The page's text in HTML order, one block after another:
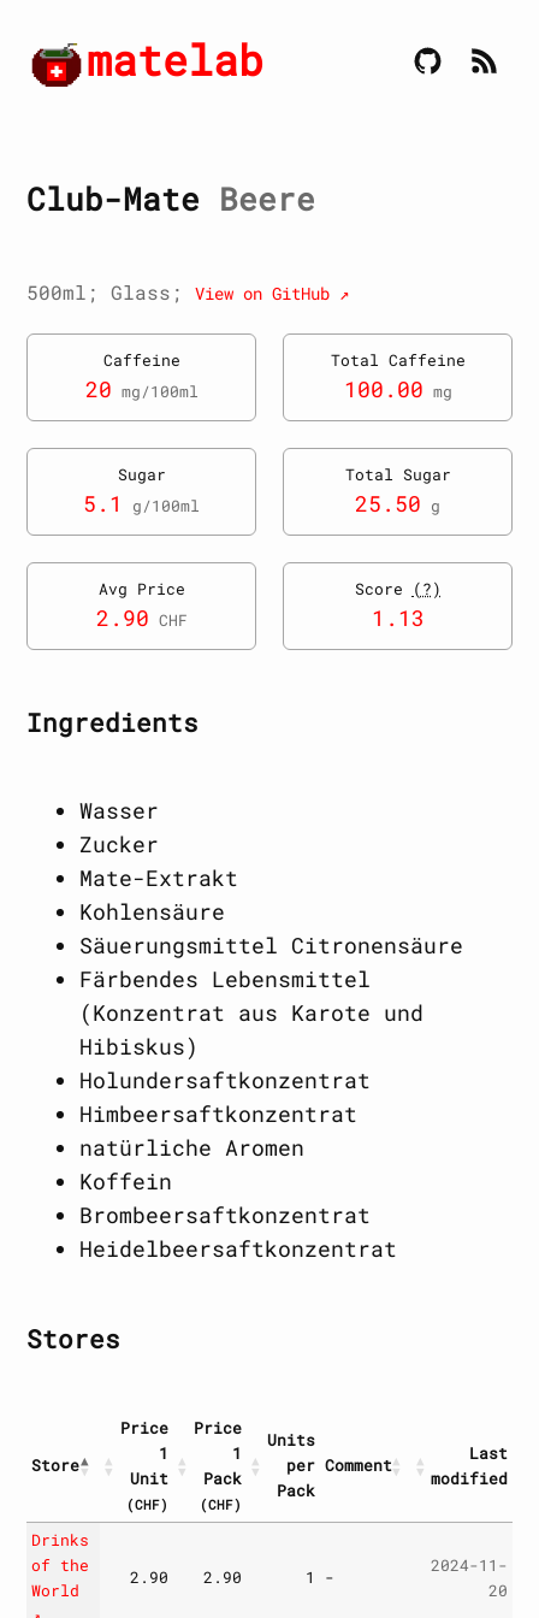
matelab
Club-Mate Beere
500ml; Glass; View on GitHub ↗
Caffeine
20 mg/100ml
Total Caffeine
100.00 mg
Sugar
5.1 g/100ml
Total Sugar
25.50 g
Avg Price
2.90 CHF
Score (?)
1.13
Ingredients
Wasser
Zucker
Mate-Extrakt
Kohlensäure
Säuerungsmittel Citronensäure
Färbendes Lebensmittel
(Konzentrat aus Karote und
Hibiskus)
Holundersaftkonzentrat
Himbeersaftkonzentrat
natürliche Aromen
Koffein
Brombeersaftkonzentrat
Heidelbeersaftkonzentrat
Stores
Store
Price
1
Unit
(CHF)
Price
1
Pack
(CHF)
Units
per
Pack
Comment
Last
modified
Store
Unit
Pack
Pack
modified
Drinks
of the
World
2.90 2.90 1 -
2024-11-
20